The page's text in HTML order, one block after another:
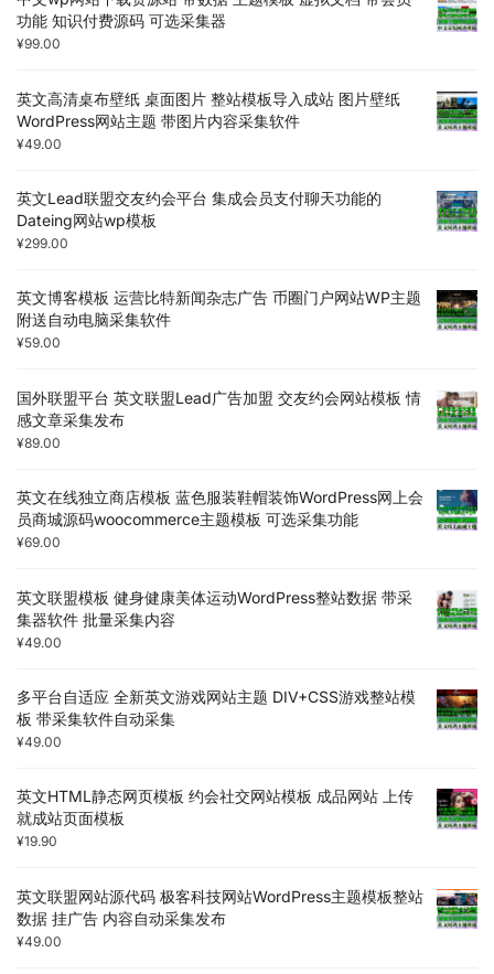
功能 知识付费源码 可选采集器
¥99.00
英文高清桌布壁纸 桌面图片 整站模板导入成站 图片壁纸
WordPress网站主题 带图片内容采集软件
¥49.00
英文Lead联盟交友约会平台 集成会员支付聊天功能的
Dateing网站wp模板
¥299.00
英文博客模板 运营比特新闻杂志广告 币圈门户网站WP主题
附送自动电脑采集软件
¥59.00
国外联盟平台 英文联盟Lead广告加盟 交友约会网站模板 情
感文章采集发布
¥89.00
英文在线独立商店模板 蓝色服装鞋帽装饰WordPress网上会
员商城源码woocommerce主题模板 可选采集功能
¥69.00
英文联盟模板 健身健康美体运动WordPress整站数据 带采
集器软件 批量采集内容
¥49.00
多平台自适应 全新英文游戏网站主题 DIV+CSS游戏整站模
板 带采集软件自动采集
¥49.00
英文HTML静态网页模板 约会社交网站模板 成品网站 上传
就成站页面模板
¥19.90
英文联盟网站源代码 极客科技网站WordPress主题模板整站
数据 挂广告 内容自动采集发布
¥49.00